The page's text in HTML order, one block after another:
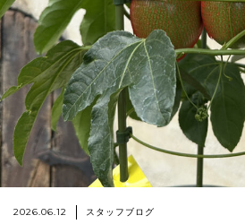
2026.06.12 スタッフブログ